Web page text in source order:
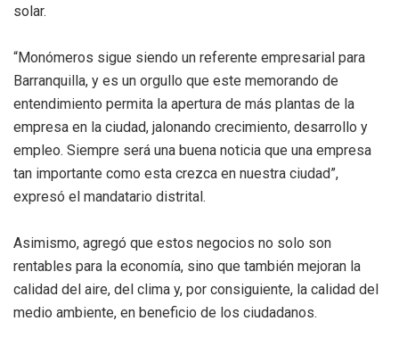
solar.
“Monómeros sigue siendo un referente empresarial para
Barranquilla, y es un orgullo que este memorando de
entendimiento permita la apertura de más plantas de la
empresa en la ciudad, jalonando crecimiento, desarrollo y
empleo. Siempre será una buena noticia que una empresa
tan importante como esta crezca en nuestra ciudad”,
expresó el mandatario distrital.
Asimismo, agregó que estos negocios no solo son
rentables para la economía, sino que también mejoran la
calidad del aire, del clima y, por consiguiente, la calidad del
medio ambiente, en beneficio de los ciudadanos.